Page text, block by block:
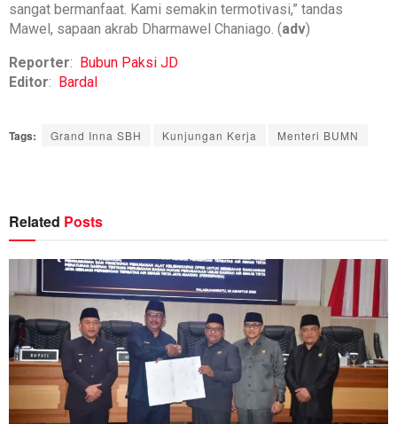
sangat bermanfaat. Kami semakin termotivasi,” tandas
Mawel, sapaan akrab Dharmawel Chaniago. (adv)
Reporter:
Bubun Paksi JD
Editor: Bardal
Tags: Grand Inna SBH Kunjungan Kerja Menteri BUMN
Related Posts